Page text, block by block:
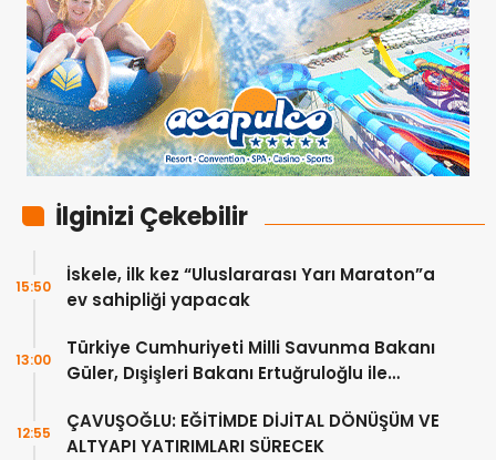
İlginizi Çekebilir
İskele, ilk kez “Uluslararası Yarı Maraton”a
ev sahipliği yapacak
15:50
Türkiye Cumhuriyeti Milli Savunma Bakanı
Güler, Dışişleri Bakanı Ertuğruloğlu ile
13:00
ÇAVUŞOĞLU: EĞİTİMDE DİJİTAL DÖNÜŞÜM VE
ALTYAPI YATIRIMLARI SÜRECEK
12:55